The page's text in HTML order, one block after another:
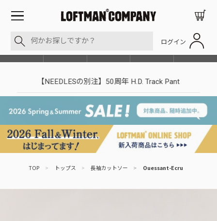
ログイン
SHOP LIST
【NEEDLESの別注】50周年 H.D. Track Pant
TOP > トップス > 長袖カットソー > Ouessant-Ecru